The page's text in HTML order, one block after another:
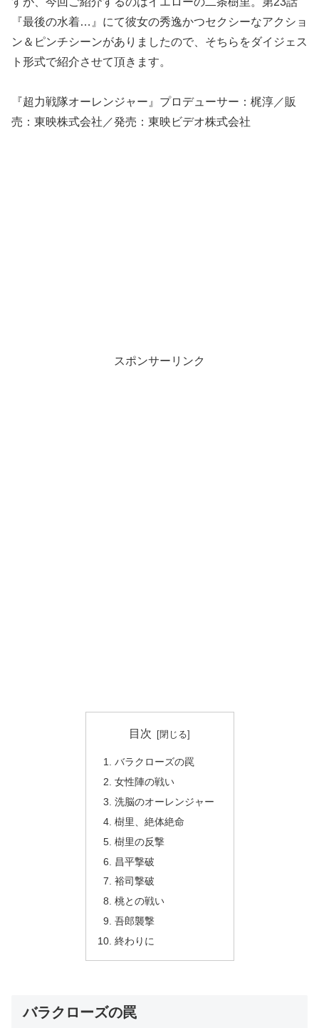
『最後の水着…』にて彼女の秀逸かつセクシーなアクショ
ン＆ピンチシーンがありましたので、そちらをダイジェス
ト形式で紹介させて頂きます。
『超力戦隊オーレンジャー』プロデューサー：梶淳／販
売：東映株式会社／発売：東映ビデオ株式会社
スポンサーリンク
目次
バラクローズの罠
女性陣の戦い
洗脳のオーレンジャー
樹里、絶体絶命
樹里の反撃
昌平撃破
裕司撃破
桃との戦い
吾郎襲撃
終わりに
バラクローズの罠